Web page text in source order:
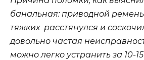
банальная: приводной ремень
тяжких расстянулся и
довольно частая
можно легко устранить за 10-